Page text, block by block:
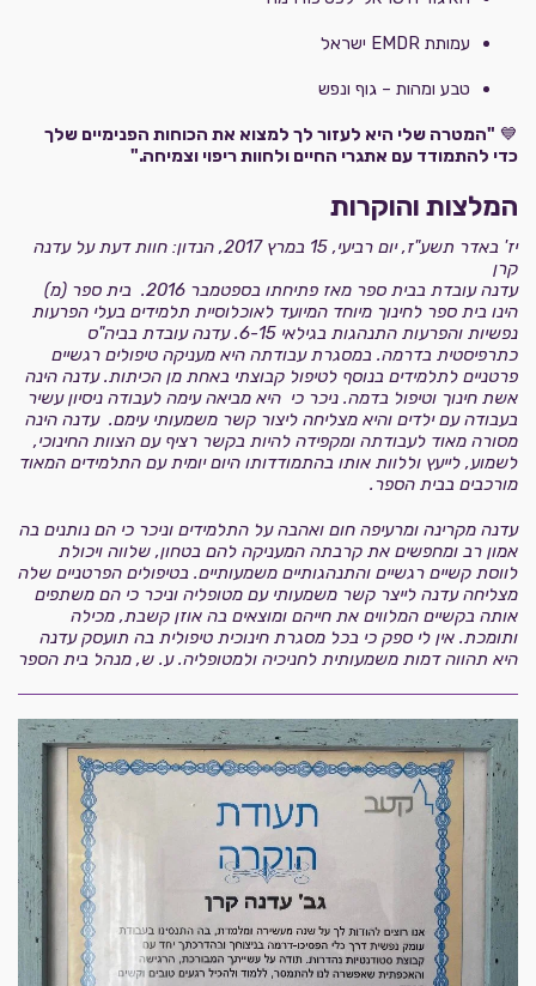
עמותת EMDR ישראל
טבע ומהות – גוף ונפש
💙 "המטרה שלי היא לעזור לך למצוא את הכוחות הפנימיים שלך
כדי להתמודד עם אתגרי החיים ולחוות ריפוי וצמיחה."
המלצות והוקרות
יז' באדר תשע"ז,יום רביעי, 15 במרץ 2017,
הנדון: חוות דעת על עדנה
קרן
עדנה עובדת בבית ספר מאז פתיחתו בספטמבר 2016. בית ספר (מ)
הינו בית ספר לחינוך מיוחד המיועד לאוכלוסיית תלמידים בעלי הפרעות
נפשיות והפרעות התנהגות בגילאי 6-15.
עדנה עובדת בביה"ס
כתרפיסטית בדרמה. במסגרת עבודתה היא מעניקה טיפולים רגשיים
פרטניים לתלמידים בנוסף לטיפול קבוצתי באחת מן הכיתות.עדנה הינה
אשת חינוך וטיפול בדמה. ניכר כי היא מביאה עימה לעבודה ניסיון עשיר
בעבודה עם ילדים והיא מצליחה ליצור קשר משמעותי עימם. עדנה הינה
מסורה מאוד לעבודתה ומקפידה להיות בקשר רציף עם הצוות החינוכי,
לשמוע, לייעץ וללוות אותו בהתמודדותו היום יומית עם התלמידים המאוד
מורכבים בבית הספר.
עדנה מקרינה ומרעיפה חום ואהבה על התלמידים וניכר כי הם נותנים בה
אמון רב ומחפשים את קרבתה המעניקה להם בטחון, שלווה ויכולת
לווסת קשיים רגשיים והתנהגותיים משמעותיים. בטיפולים הפרטניים שלה
מצליחה עדנה לייצר קשר משמעותי עם מטופליה וניכר כי הם משתפים
אותה בקשיים המלווים את חייהם ומוצאים בה אוזן קשבת, מכילה
ותומכת. אין לי ספק כי בכל מסגרת חינוכית טיפולית בה תועסק עדנה
היא תהווה דמות משמעותית לחניכיה ולמטופליה.ע. ש, מנהל בית הספר